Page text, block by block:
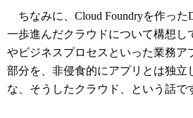
ちなみに、Cloud Foundryを作った
一歩進んだクラウドについて構想し
やビジネスプロセスといった業務ア
部分を、非侵食的にアプリとは独立
な、そうしたクラウド、という話で